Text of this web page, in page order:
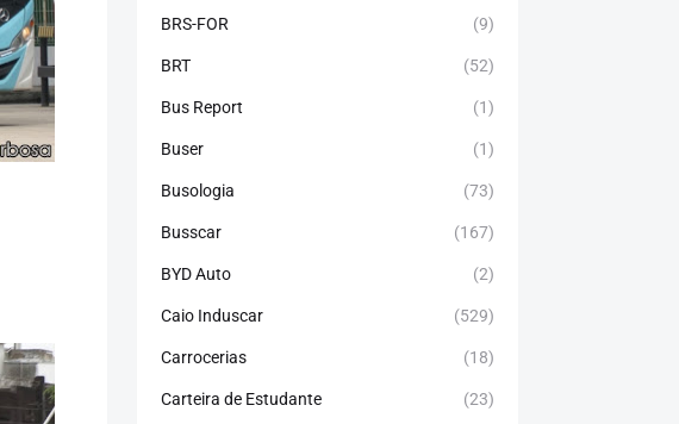
BRS-FOR (9)
BRT (52)
Bus Report (1)
Buser (1)
Busologia (73)
Busscar (167)
BYD Auto (2)
Caio Induscar (529)
Carrocerias (18)
Carteira de Estudante (23)